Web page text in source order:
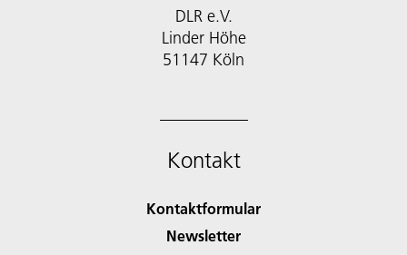
DLR e.V.
Linder Höhe
51147 Köln
Kontakt
Kontaktformular
Newsletter